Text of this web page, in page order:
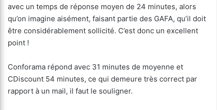
avec un temps de réponse moyen de 24 minutes, alors
qu’on imagine aisément, faisant partie des GAFA, qu’il doit
être considérablement sollicité. C’est donc un excellent
point !
Conforama répond avec 31 minutes de moyenne et
CDiscount 54 minutes, ce qui demeure très correct par
rapport à un mail, il faut le souligner.